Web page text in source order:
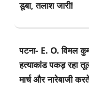
डूबा, तलाश जारी!
पटना- E. O. विमल
हत्याकांड पकड़ रहा
मार्च और नारेबाजी